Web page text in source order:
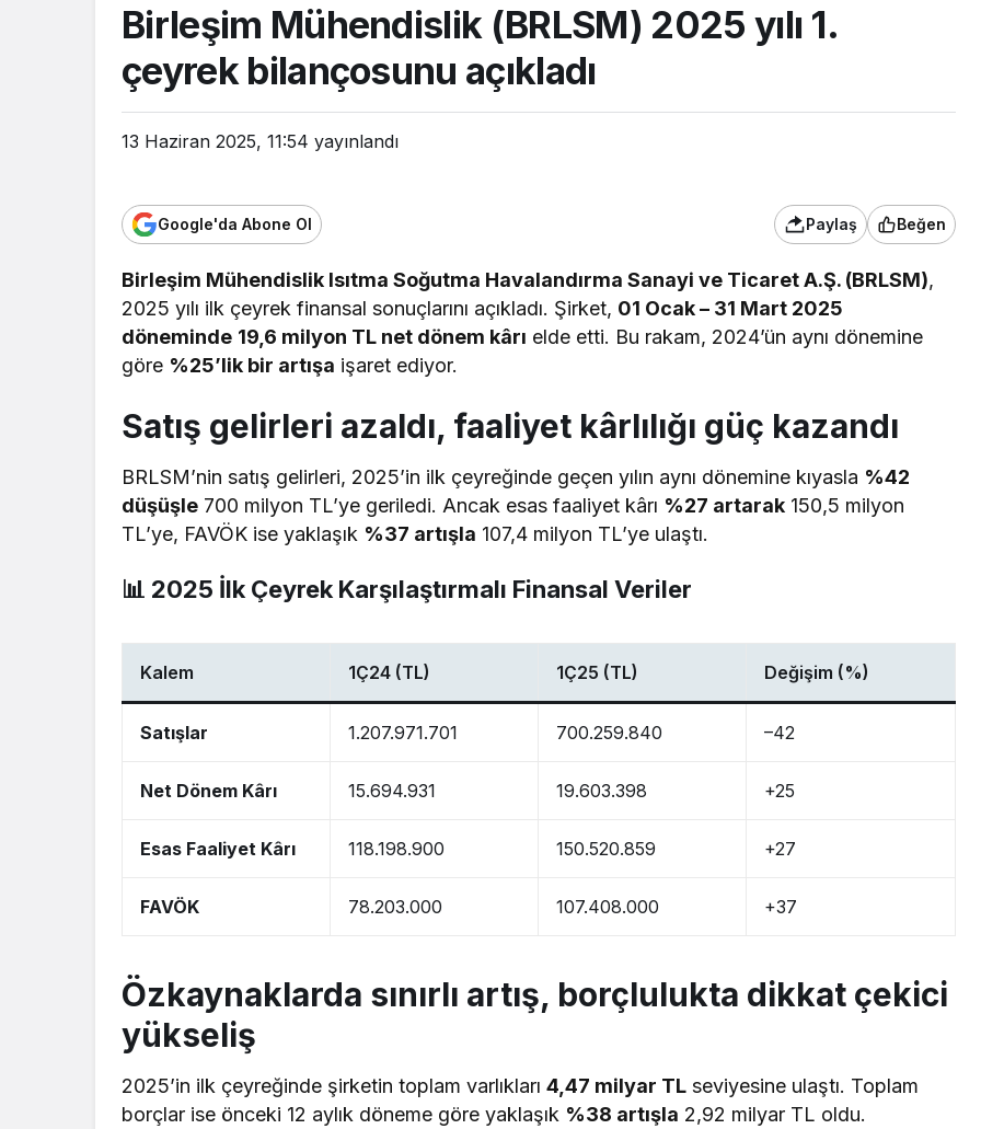
Birleşim Mühendislik (BRLSM) 2025 yılı 1.
çeyrek bilançosunu açıkladı
13 Haziran 2025, 11:54 yayınlandı
Google'da Abone Ol Paylaş Beğen
Birleşim Mühendislik Isıtma Soğutma Havalandırma Sanayi ve Ticaret A.Ş. (BRLSM),
2025 yılı ilk çeyrek finansal sonuçlarını açıkladı. Şirket, 01 Ocak – 31 Mart 2025
döneminde 19,6 milyon TL net dönem kârı elde etti. Bu rakam, 2024’ün aynı dönemine
göre %25’lik bir artışa işaret ediyor.
Satış gelirleri azaldı, faaliyet kârlılığı güç kazandı
BRLSM’nin satış gelirleri, 2025’in ilk çeyreğinde geçen yılın aynı dönemine kıyasla %42
düşüşle 700 milyon TL’ye geriledi. Ancak esas faaliyet kârı %27 artarak 150,5 milyon
TL’ye, FAVÖK ise yaklaşık %37 artışla 107,4 milyon TL’ye ulaştı.
📊 2025 İlk Çeyrek Karşılaştırmalı Finansal Veriler
Kalem 1Ç24 (TL) 1Ç25 (TL) Değişim (%)
Satışlar 1.207.971.701 700.259.840 –42
Net Dönem Kârı 15.694.931 19.603.398 +25
Esas Faaliyet Kârı 118.198.900 150.520.859 +27
FAVÖK 78.203.000 107.408.000 +37
Özkaynaklarda sınırlı artış, borçlulukta dikkat çekici
yükseliş
2025’in ilk çeyreğinde şirketin toplam varlıkları4,47 milyar TL seviyesine ulaştı. Toplam
borçlar ise önceki 12 aylık döneme göre yaklaşık %38 artışla 2,92 milyar TL oldu.